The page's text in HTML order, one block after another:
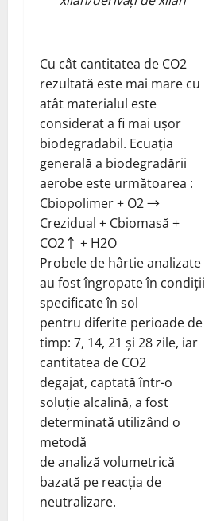
Cu cât cantitatea de CO2
rezultată este mai mare cu
atât materialul este
considerat a fi mai ușor
biodegradabil. Ecuația
generală a biodegradării
aerobe este următoarea :
Cbiopolimer + O2 →
Crezidual + Cbiomasă +
CO2↑ + H2O
Probele de hârtie analizate
au fost îngropate în condiții
specificate în sol
pentru diferite perioade de
timp: 7, 14, 21 și 28 zile, iar
cantitatea de CO2
degajat, captată într-o
soluție alcalină, a fost
determinată utilizând o
metodă
de analiză volumetrică
bazată pe reacția de
neutralizare.